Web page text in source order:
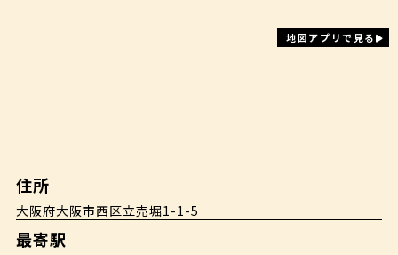
地図アプリで見る
住所
大阪府大阪市西区立売堀1-1-5
最寄駅